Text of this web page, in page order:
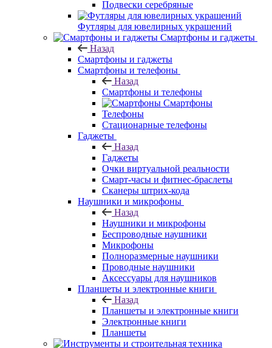
Подвески серебряные
Футляры для ювелирных украшений
Смартфоны и гаджеты
Назад
Смартфоны и гаджеты
Смартфоны и телефоны
Назад
Смартфоны и телефоны
Смартфоны
Телефоны
Стационарные телефоны
Гаджеты
Назад
Гаджеты
Очки виртуальной реальности
Смарт-часы и фитнес-браслеты
Сканеры штрих-кода
Наушники и микрофоны
Назад
Наушники и микрофоны
Беспроводные наушники
Микрофоны
Полноразмерные наушники
Проводные наушники
Аксессуары для наушников
Планшеты и электронные книги
Назад
Планшеты и электронные книги
Электронные книги
Планшеты